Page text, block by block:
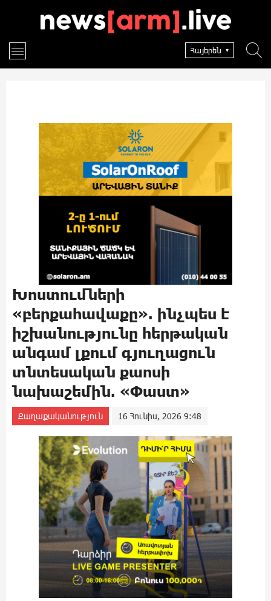
Հայերեն
Խոստումների
«բերքահավաքը». ինչպես է
իշխանությունը հերթական
անգամ լքում գյուղացուն
տնտեսական քաոսի
նախաշեմին. «Փաստ»
Քաղաքականություն 16 Հունիս, 2026 9:48